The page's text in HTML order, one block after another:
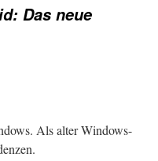
Das neue
Als alter Windows-